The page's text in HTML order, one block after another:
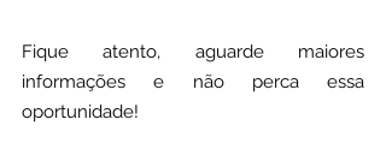
Fique atento, aguarde maiores
informações e não perca essa
oportunidade!